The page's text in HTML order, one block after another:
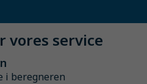
vores service
i beregneren